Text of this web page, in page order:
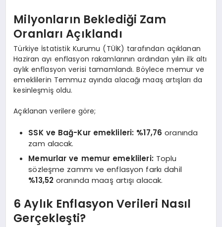
Milyonların Beklediği Zam
Oranları Açıklandı
Türkiye İstatistik Kurumu (TÜİK) tarafından açıklanan
Haziran ayı enflasyon rakamlarının ardından yılın ilk altı
aylık enflasyon verisi tamamlandı. Böylece memur ve
emeklilerin Temmuz ayında alacağı maaş artışları da
kesinleşmiş oldu.
Açıklanan verilere göre;
SSK ve Bağ-Kur emeklileri: %17,76 oranında
zam alacak.
Memurlar ve memur emeklileri: Toplu
sözleşme zammı ve enflasyon farkı dahil
%13,52 oranında maaş artışı alacak.
6 Aylık Enflasyon Verileri Nasıl
Gerçekleşti?